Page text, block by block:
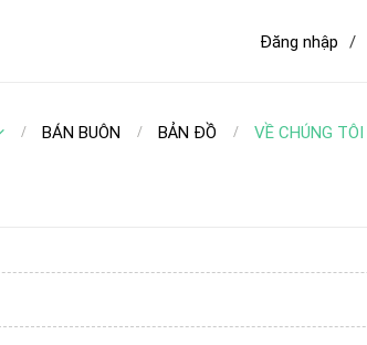
/
Đăng nhập
BÁN BUÔN BẢN ĐỒ VỀ CHÚNG TÔI